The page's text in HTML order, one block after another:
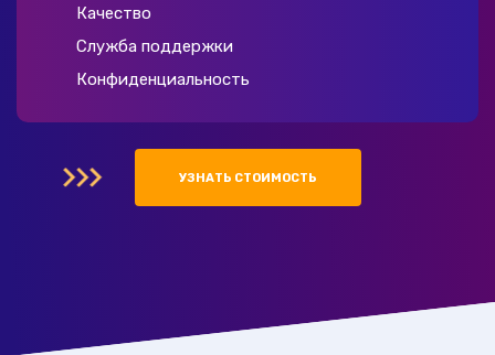
Качество
Служба поддержки
Конфиденциальность
УЗНАТЬ СТОИМОСТЬ